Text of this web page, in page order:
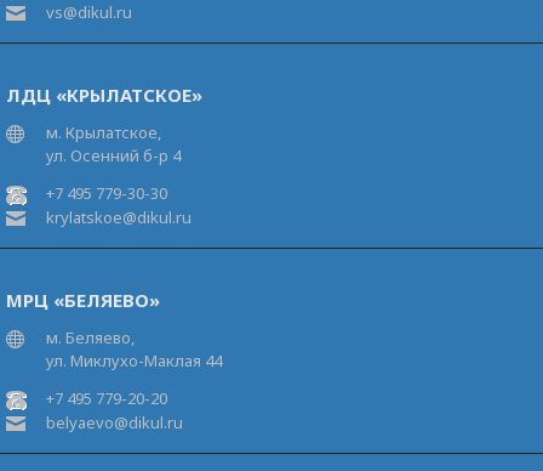
vs@dikul.ru
ЛДЦ «КРЫЛАТСКОЕ»
м. Крылатское,
ул. Осенний б-р 4
+7 495 779-30-30
krylatskoe@dikul.ru
МРЦ «БЕЛЯЕВО»
м. Беляево,
ул. Миклухо-Маклая 44
+7 495 779-20-20
belyaevo@dikul.ru